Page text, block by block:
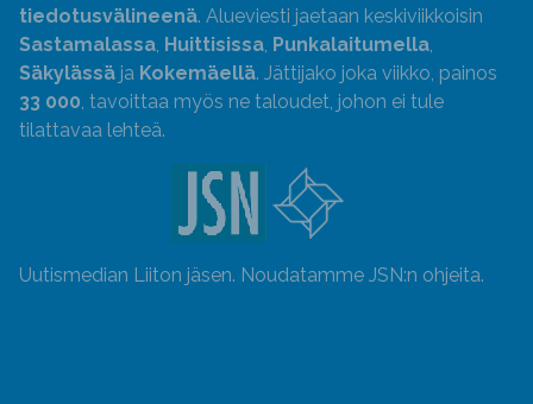
tiedotusvälineenä. Alueviesti jaetaan keskiviikkoisin
Sastamalassa Huittisissa Punkalaitumella
Säkylässä ja Kokemäellä. Jättijako joka viikko, painos
33 000 , tavoittaa myös ne taloudet, johon ei tule
tilattavaa lehteä.
Uutismedian Liiton jäsen. Noudatamme JSN:n ohjeita.